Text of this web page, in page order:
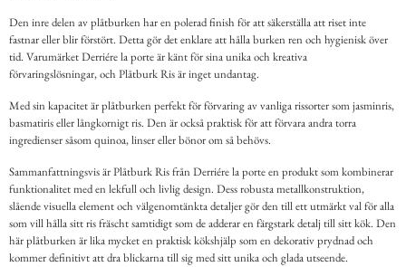
Den inre delen av plåtburken har en polerad finish för att säkerställa att riset inte
fastnar eller blir förstört. Detta gör det enklare att hålla burken ren och hygienisk över
tid. Varumärket Derriére la porte är känt för sina unika och kreativa
förvaringslösningar, och Plåtburk Ris är inget undantag.
Med sin kapacitet är plåtburken perfekt för förvaring av vanliga rissorter som jasminris,
basmatiris eller långkornigt ris. Den är också praktisk för att förvara andra torra
ingredienser såsom quinoa, linser eller bönor om så behövs.
Sammanfattningsvis är Plåtburk Ris från Derriére la porte en produkt som kombinerar
funktionalitet med en lekfull och livlig design. Dess robusta metallkonstruktion,
slående visuella element och välgenomtänkta detaljer gör den till ett utmärkt val för alla
som vill hålla sitt ris fräscht samtidigt som de adderar en färgstark detalj till sitt kök. Den
här plåtburken är lika mycket en praktisk kökshjälp som en dekorativ prydnad och
kommer definitivt att dra blickarna till sig med sitt unika och glada utseende.